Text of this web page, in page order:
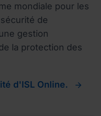
mondiale pour les
de
gestion
la protection des
d'ISL Online.